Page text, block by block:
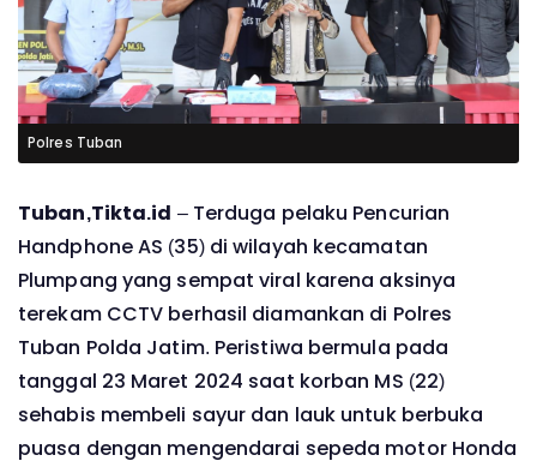
Polres Tuban
Tuban,Tikta.id – Terduga pelaku Pencurian
Handphone AS (35) di wilayah kecamatan
Plumpang yang sempat viral karena aksinya
terekam CCTV berhasil diamankan di Polres
Tuban Polda Jatim. Peristiwa bermula pada
tanggal 23 Maret 2024 saat korban MS (22)
sehabis membeli sayur dan lauk untuk berbuka
puasa dengan mengendarai sepeda motor Honda